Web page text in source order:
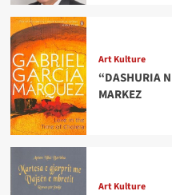
Art Kulture
“DASHURIA
MARKEZ
Art Kulture